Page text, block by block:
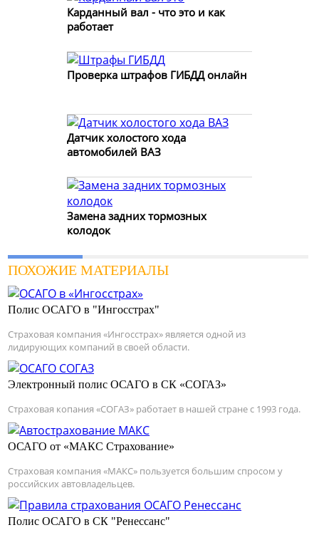
Карданный вал - что это и как
работает
Проверка штрафов ГИБДД онлайн
Датчик холостого хода
автомобилей ВАЗ
Замена задних тормозных
колодок
ПОХОЖИЕ МАТЕРИАЛЫ
Полис ОСАГО в "Ингосстрах"
Страховая компания «Ингосстрах» является одной из
лидирующих компаний в своей области.
Электронный полис ОСАГО в СК «СОГАЗ»
Страховая копания «СОГАЗ» работает в нашей стране с 1993 года.
ОСАГО от «МАКС Страхование»
Страховая компания «МАКС» пользуется большим спросом у
российских автовладельцев.
Полис ОСАГО в СК "Ренессанс"